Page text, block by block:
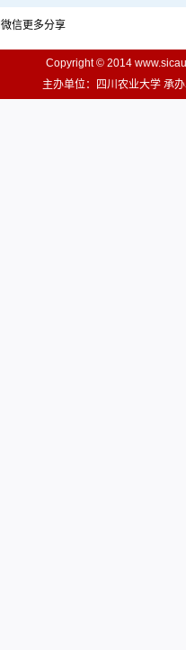
微信更多分享
Copyright © 2014
主办单位：四川农业大学 承